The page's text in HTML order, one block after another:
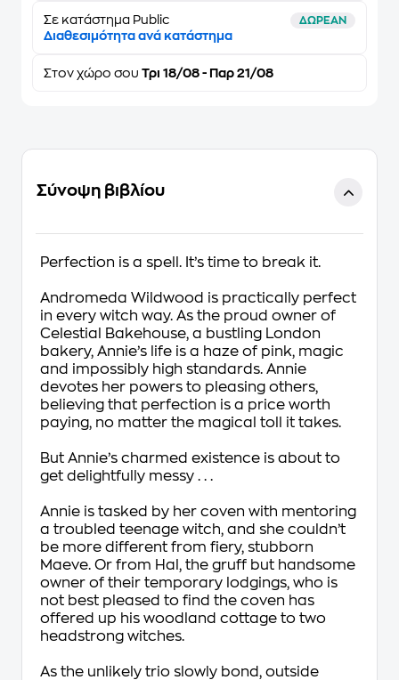
Σε κατάστημα Public ΔΩΡΕΑΝ
Διαθεσιμότητα ανά κατάστημα
Στον χώρο σου Τρι 18/08 - Παρ 21/08
Σύνοψη βιβλίου
Perfection is a spell. It’s time to break it.
Andromeda Wildwood is practically perfect
in every witch way. As the proud owner of
Celestial Bakehouse, a bustling London
bakery, Annie’s life is a haze of pink, magic
and impossibly high standards. Annie
devotes her powers to pleasing others,
believing that perfection is a price worth
paying, no matter the magical toll it takes.
But Annie’s charmed existence is about to
get delightfully messy . . .
Annie is tasked by her coven with mentoring
a troubled teenage witch, and she couldn’t
be more different from fiery, stubborn
Maeve. Or from Hal, the gruff but handsome
owner of their temporary lodgings, who is
not best pleased to find the coven has
offered up his woodland cottage to two
headstrong witches.
As the unlikely trio slowly bond, outside